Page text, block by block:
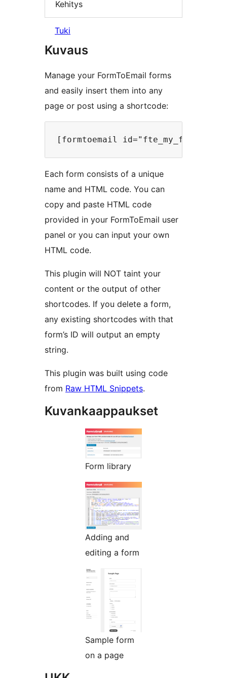
Kehitys
Tuki
Kuvaus
Manage your FormToEmail forms
and easily insert them into any
page or post using a shortcode:
Each form consists of a unique
name and HTML code. You can
copy and paste HTML code
provided in your FormToEmail user
panel or you can input your own
HTML code.
This plugin will NOT taint your
content or the output of other
shortcodes. If you delete a form,
any existing shortcodes with that
form’s ID will output an empty
string.
This plugin was built using code
from Raw HTML Snippets.
Kuvankaappaukset
Form library
Adding and
editing a form
Sample form
on a page